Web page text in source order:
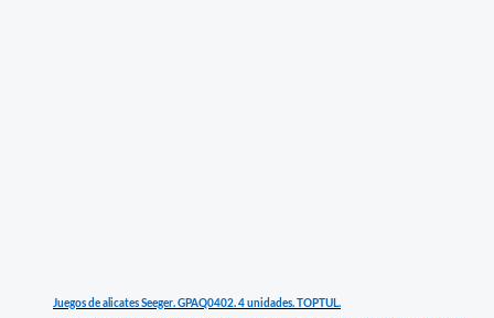
Juegos de alicates Seeger. GPAQ0402. 4 unidades. TOPTUL.